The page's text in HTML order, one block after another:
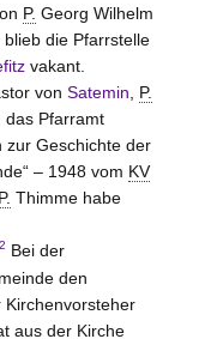
P. Georg Wilhelm
die Pfarrstelle
vakant.
von Satemin
P.
das Pfarramt
zur Geschichte der
– 1948 vom KV
P. Thimme habe
Bei der
den
aus der Kirche